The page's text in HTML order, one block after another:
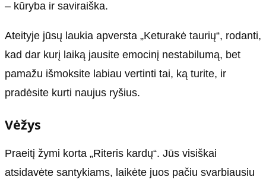
– kūryba ir saviraiška.
Ateityje jūsų laukia apversta „Keturakė taurių“, rodanti,
kad dar kurį laiką jausite emocinį nestabilumą, bet
pamažu išmoksite labiau vertinti tai, ką turite, ir
pradėsite kurti naujus ryšius.
Vėžys
Praeitį žymi korta „Riteris kardų“. Jūs visiškai
atsidavėte santykiams, laikėte juos pačiu svarbiausiu